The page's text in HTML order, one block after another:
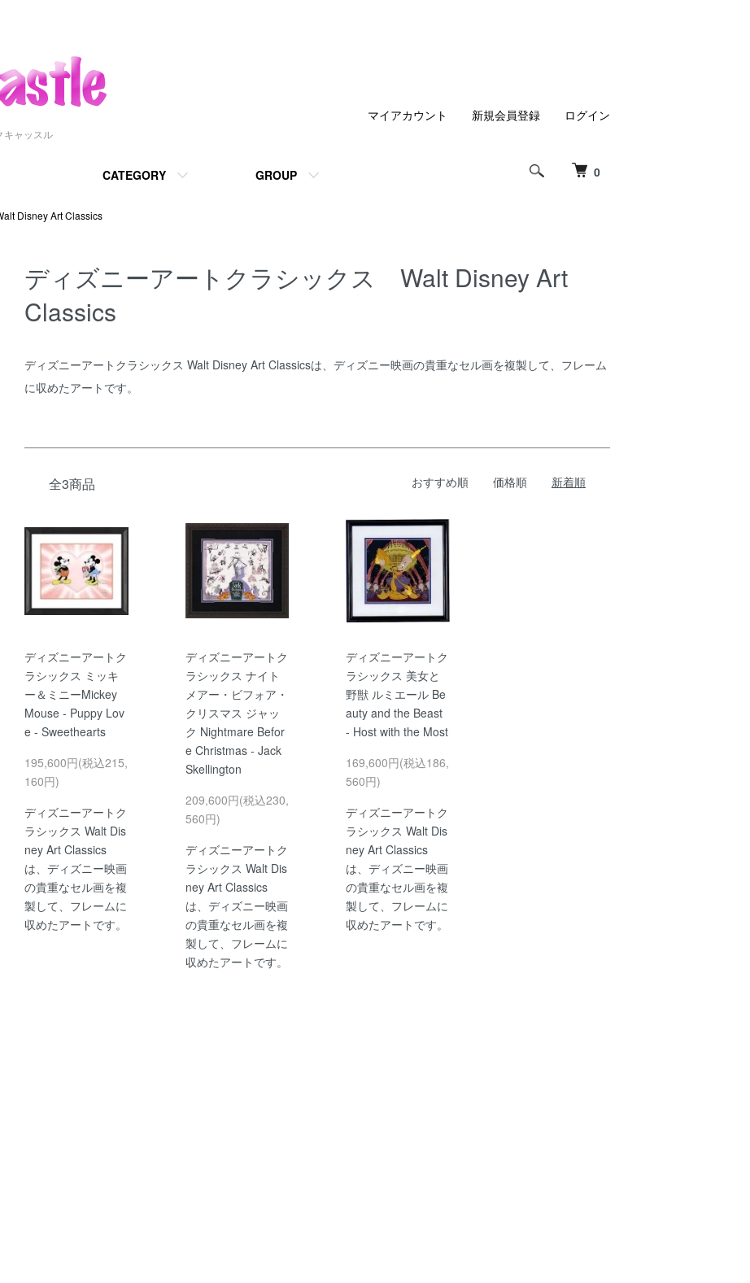
キャッスル
0
CATEGORY GROUP
マイアカウント 新規会員登録 ログイン
Disney Art Classics
ディズニーアートクラシックス Walt Disney Art
Classics
ディズニーアートクラシックス Walt Disney Art Classicsは、ディズニー映画の貴重なセル画を複製して、フレーム
に収めたアートです。
全3商品 おすすめ順 価格順 新着順
ディズニーアートク
ラシックス ミッキ
ー＆ミニーMickey
Mouse - Puppy Lov
e - Sweethearts
195,600円(税込215,
160円)
ディズニーアートク
ラシックス Walt Dis
ney Art Classics
は、ディズニー映画
の貴重なセル画を複
製して、フレームに
収めたアートです。
ディズニーアートク
ラシックス ナイト
メアー・ビフォア・
クリスマス ジャッ
ク Nightmare Befor
e Christmas - Jack
Skellington
209,600円(税込230,
560円)
ディズニーアートク
ラシックス Walt Dis
ney Art Classics
は、ディズニー映画
の貴重なセル画を複
製して、フレームに
収めたアートです。
ディズニーアートク
ラシックス 美女と
野獣 ルミエール Be
auty and the Beast
- Host with the Most
169,600円(税込186,
560円)
ディズニーアートク
ラシックス Walt Dis
ney Art Classics
は、ディズニー映画
の貴重なセル画を複
製して、フレームに
収めたアートです。